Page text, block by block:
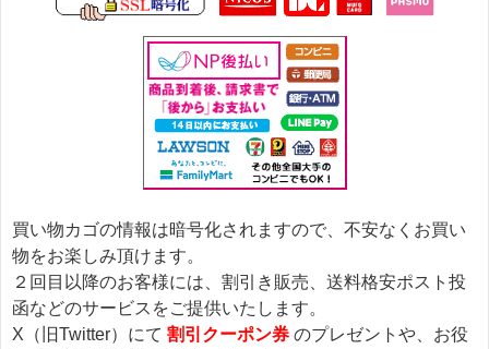
買い物カゴの情報は暗号化されますので、不安なくお買い
物をお楽しみ頂けます。
２回目以降のお客様には、割引き販売、送料格安ポスト投
函などのサービスをご提供いたします。
X（旧Twitter）にて 割引クーポン券 のプレゼントや、お役